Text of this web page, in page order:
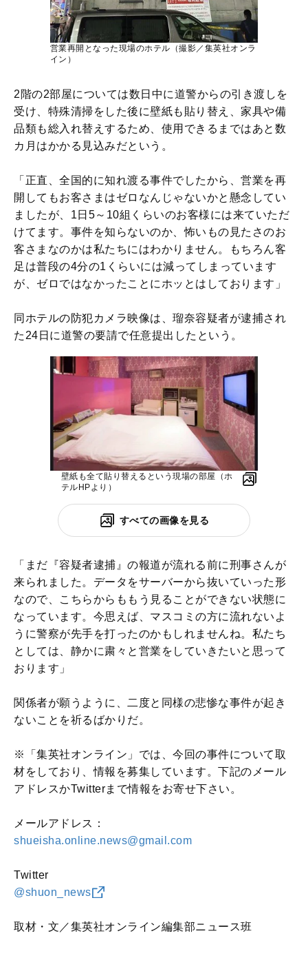
営業再開となった現場のホテル（撮影／集英社オンラ
イン）
2階の2部屋については数日中に道警からの引き渡しを
受け、特殊清掃をした後に壁紙も貼り替え、家具や備
品類も総入れ替えするため、使用できるまではあと数
カ月はかかる見込みだという。
「正直、全国的に知れ渡る事件でしたから、営業を再
開してもお客さまはゼロなんじゃないかと懸念してい
ましたが、1日5～10組くらいのお客様には来ていただ
けてます。事件を知らないのか、怖いもの見たさのお
客さまなのかは私たちにはわかりません。もちろん客
足は普段の4分の1くらいには減ってしまっています
が、ゼロではなかったことにホッとはしております」
同ホテルの防犯カメラ映像は、瑠奈容疑者が逮捕され
た24日に道警の要請で任意提出したという。
壁紙も全て貼り替えるという現場の部屋（ホ
テルHPより）
すべての画像を見る
「まだ『容疑者逮捕』の報道が流れる前に刑事さんが
来られました。データをサーバーから抜いていった形
なので、こちらからももう見ることができない状態に
なっています。今思えば、マスコミの方に流れないよ
うに警察が先手を打ったのかもしれませんね。私たち
としては、静かに粛々と営業をしていきたいと思って
おります」
関係者が願うように、二度と同様の悲惨な事件が起き
ないことを祈るばかりだ。
※「集英社オンライン」では、今回の事件について取
材をしており、情報を募集しています。下記のメール
アドレスかTwitterまで情報をお寄せ下さい。
メールアドレス：
shueisha.online.news@gmail.com
Twitter
@shuon_news
取材・文／集英社オンライン編集部ニュース班